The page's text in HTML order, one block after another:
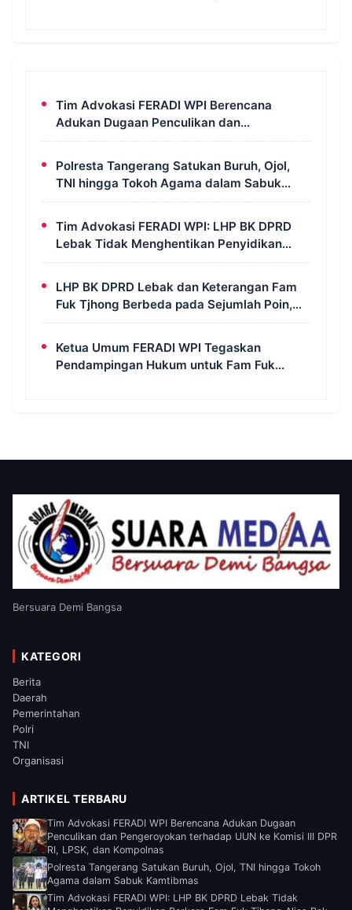
Tim Advokasi FERADI WPI Berencana
Adukan Dugaan Penculikan dan
Pengeroyokan terhadap UUN ke Komisi III
Polresta Tangerang Satukan Buruh, Ojol,
TNI hingga Tokoh Agama dalam Sabuk
Kamtibmas
Tim Advokasi FERADI WPI: LHP BK DPRD
Lebak Tidak Menghentikan Penyidikan
Perkara Fam Fuk Tjhong Alias Pak Uun
LHP BK DPRD Lebak dan Keterangan Fam
Fuk Tjhong Berbeda pada Sejumlah Poin,
Revan FERADI WPI: Proses Pembuktian
Ketua Umum FERADI WPI Tegaskan
Pendampingan Hukum untuk Fam Fuk
Bersuara Demi Bangsa
KATEGORI
Berita
Daerah
Pemerintahan
Polri
TNI
Organisasi
ARTIKEL TERBARU
Tim Advokasi FERADI WPI Berencana Adukan Dugaan
Penculikan dan Pengeroyokan terhadap UUN ke Komisi III DPR
RI, LPSK, dan Kompolnas
Polresta Tangerang Satukan Buruh, Ojol, TNI hingga Tokoh
Agama dalam Sabuk Kamtibmas
Tim Advokasi FERADI WPI: LHP BK DPRD Lebak Tidak